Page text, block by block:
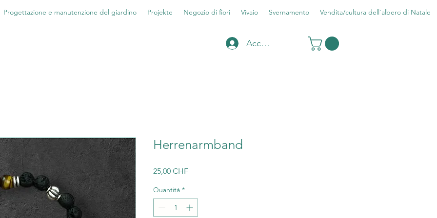
Progettazione e manutenzione del giardino Projekte Negozio di fiori Vivaio Svernamento Vendita/cultura dell'albero di Natale
Accedi
Herrenarmband
25,00 CHFPrezzo
Quantità *